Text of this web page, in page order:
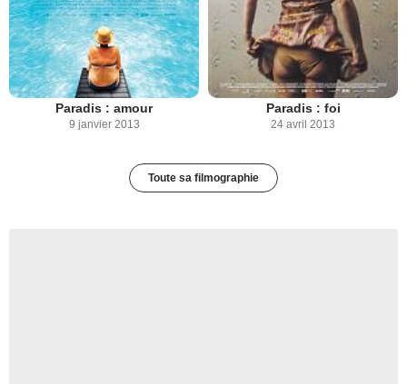
Paradis : amour
9 janvier 2013
Paradis : foi
24 avril 2013
Toute sa filmographie